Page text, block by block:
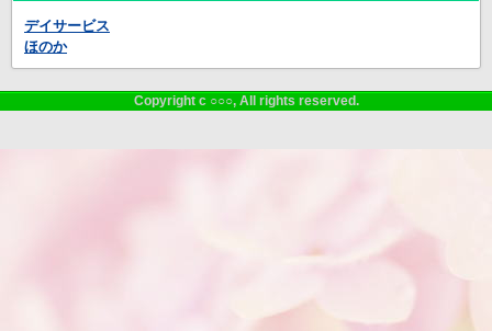
デイサービス
ほのか
Copyright c ○○○, All rights reserved.